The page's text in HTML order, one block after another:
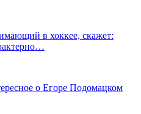
в хоккее, скажет:
о Егоре Подомацком